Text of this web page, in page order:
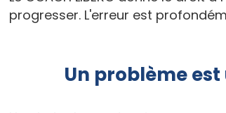
progresser. L'erreur est
Un problème